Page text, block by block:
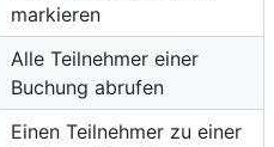
markieren
Alle Teilnehmer einer
Buchung abrufen
Einen Teilnehmer zu einer